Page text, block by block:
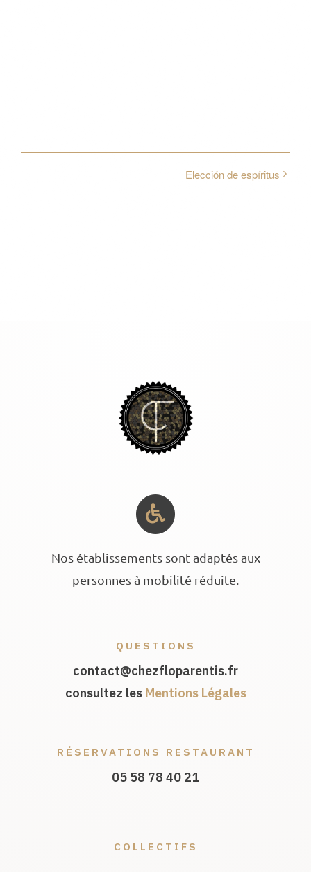
Elección de espíritus
QUESTIONS
contact@chezfloparentis.fr
consultez les Mentions Légales
RÉSERVATIONS RESTAURANT
05 58 78 40 21
COLLECTIFS
Nos établissements sont adaptés aux
personnes à mobilité réduite.